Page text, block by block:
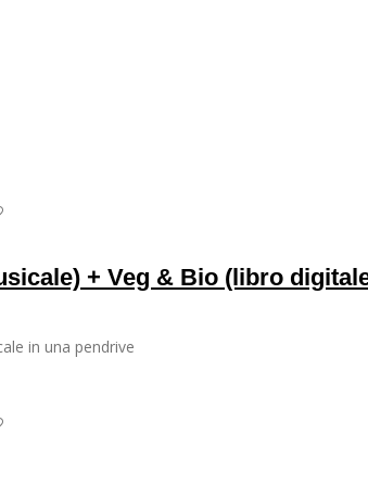
+ Veg & Bio (libro
in una pendrive